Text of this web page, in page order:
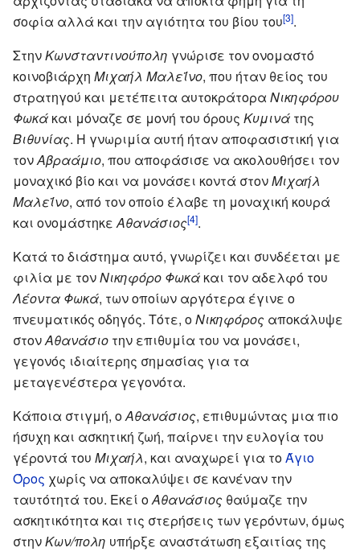
σοφία αλλά και την αγιότητα του βίου του[3].
ΣτηνΚωνσταντινούπολη γνώρισε τον ονομαστό
κοινοβιάρχη Μιχαήλ Μαλεΐνο, που ήταν θείος του
στρατηγού και μετέπειτα αυτοκράτορα Νικηφόρου
Φωκά και μόναζε σε μονή του όρους Κυμινά της
Βιθυνίας. Η γνωριμία αυτή ήταν αποφασιστική για
τονΑβραάμιο, που αποφάσισε να ακολουθήσει τον
μοναχικό βίο και να μονάσει κοντά στονΜιχαήλ
Μαλεΐνο, από τον οποίο έλαβε τη μοναχική κουρά
και ονομάστηκεΑθανάσιος[4].
Κατά το διάστημα αυτό, γνωρίζει και συνδέεται με
φιλία με τονΝικηφόρο Φωκά και τον αδελφό του
Λέοντα Φωκά, των οποίων αργότερα έγινε ο
πνευματικός οδηγός. Τότε, οΝικηφόρος αποκάλυψε
στονΑθανάσιο την επιθυμία του να μονάσει,
γεγονός ιδιαίτερης σημασίας για τα
μεταγενέστερα γεγονότα.
Κάποια στιγμή, οΑθανάσιος, επιθυμώντας μια πιο
ήσυχη και ασκητική ζωή, παίρνει την ευλογία του
γέροντά του Μιχαήλ, και αναχωρεί για τοΆγιο
Όρος χωρίς να αποκαλύψει σε κανέναν την
ταυτότητά του. Εκεί οΑθανάσιος θαύμαζε την
ασκητικότητα και τις στερήσεις των γερόντων, όμως
στηνΚων/πολη υπήρξε αναστάτωση εξαιτίας της